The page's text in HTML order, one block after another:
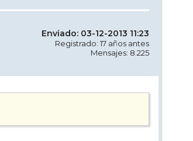
Enviado: 03-12-2013 11:23
Registrado: 17 años antes
Mensajes: 8.225